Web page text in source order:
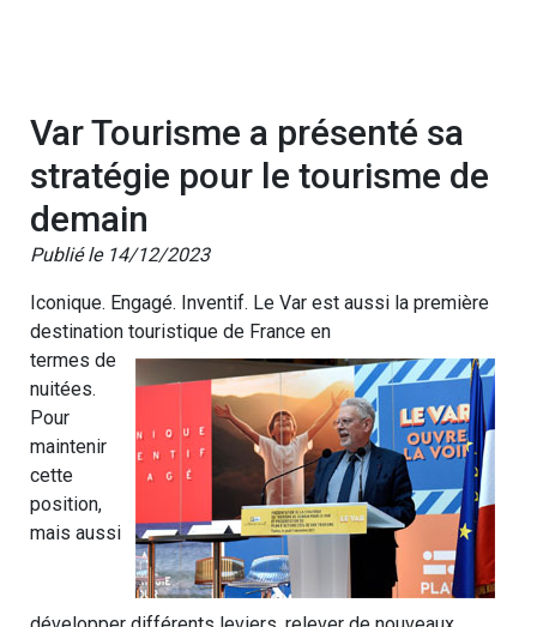
Var Tourisme a présenté sa
stratégie pour le tourisme de
demain
Publié le 14/12/2023
Iconique. Engagé. Inventif. Le Var est aussi la première
destination touristique de France en
termes de
nuitées.
Pour
maintenir
cette
position,
mais aussi